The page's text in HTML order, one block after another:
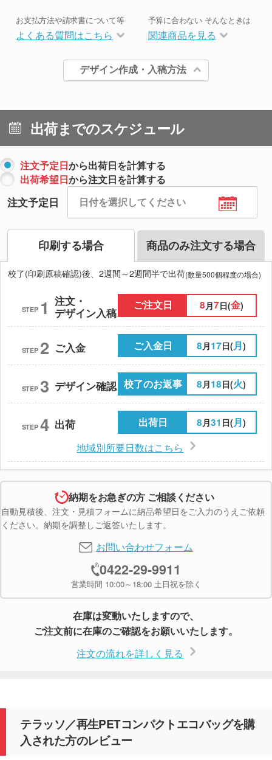
お支払方法や請求書について等
よくある質問はこちら
予算に合わない そんなときは
関連商品を見る
デザイン作成・入稿方法
出荷までのスケジュール
注文予定日から出荷日を計算する
出荷希望日から注文日を計算する
注文予定日
印刷する場合 商品のみ注文する場合
校了(印刷原稿確認)後、2週間～2週間半で出荷(数量500個程度の場合)
STEP 1 注文・
デザイン入稿
ご注文日 8 月7日(金)
STEP 2 ご入金 ご入金日 8月17日(月)
STEP 3 デザイン確認 校了のお返事 8月18日(火)
STEP 4 出荷 出荷日 8月31 日(月)
地域別所要日数はこちら
納期をお急ぎの方 ご相談ください
自動見積後、注文・見積フォームに納品希望日をご入力のうえご依頼
ください。納期を調整しご返答いたします。
お問い合わせフォーム
0422-29-9911
営業時間 10:00～18:00 土日祝を除く
在庫は変動いたしますので、
ご注文前に在庫のご確認をお願いいたします。
注文の流れを詳しく見る
テラッソ／再生PETコンパクトエコバッグを購
入された方のレビュー